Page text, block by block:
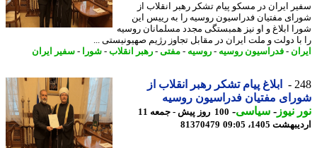
ایران در مسکو پیام تشکر رهبر انقلاب از
مفتیان فدراسیون روسیه را به رییس این
ابلاغ و او نیز همبستگی مجدد مسلمانان روسیه
دولت و ملت ایران در مقابل تجاوز رژیم صهیونیستی ...
- فدراسیون روسیه-روسیه-مفتی-رهبر انقلاب-شورا-سفیر ایران
ابلاغ پیام تشکر رهبر انقلاب از
مفتیان فدراسیون روسیه
نیوز-سیاسی-
100 روز پیش - جمعه 11
1405، 09:05
81370479